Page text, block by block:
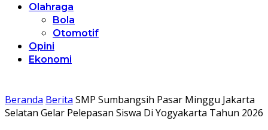
Olahraga
Bola
Otomotif
Opini
Ekonomi
Beranda Berita SMP Sumbangsih Pasar Minggu Jakarta
Selatan Gelar Pelepasan Siswa Di Yogyakarta Tahun 2026